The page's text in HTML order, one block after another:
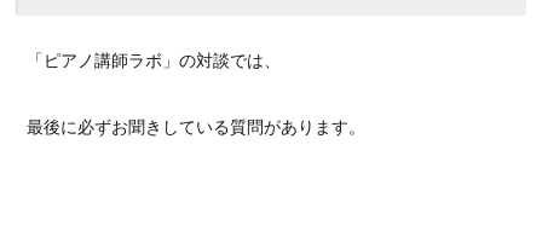
「ピアノ講師ラボ」の対談では、
最後に必ずお聞きしている質問があります。